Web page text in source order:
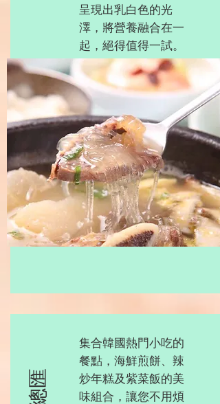
呈現出乳白色的光
澤，將營養融合在一
起，絕得值得一試。
集合韓國熱門小吃的
餐點，海鮮煎餅、辣
炒年糕及紫菜飯的美
味組合，讓您不用煩